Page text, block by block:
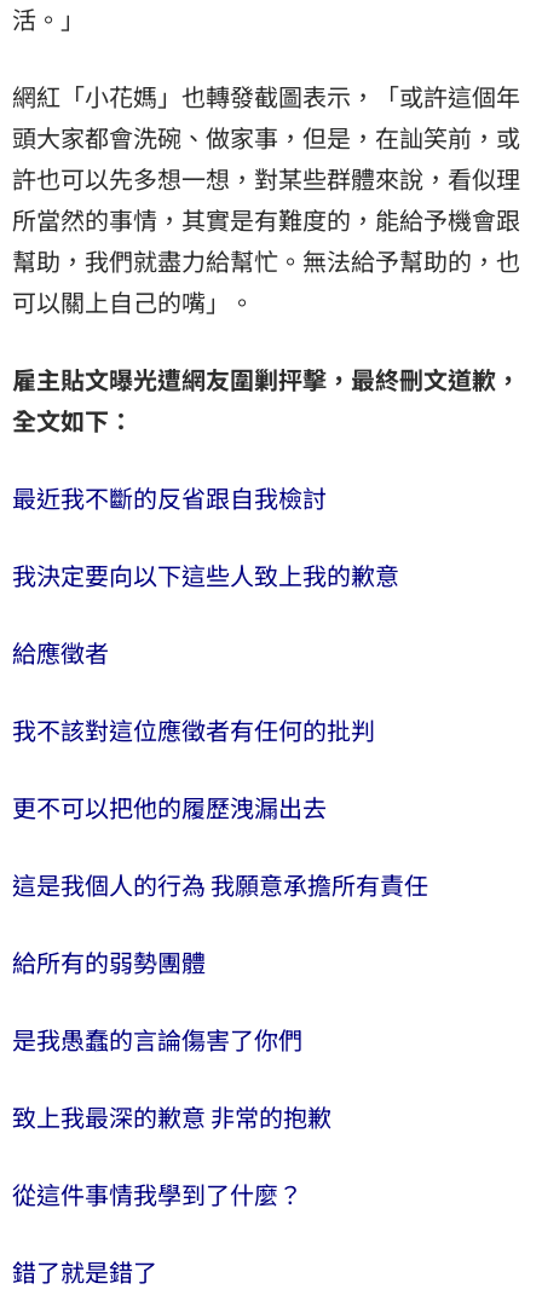
活。」
網紅「小花媽」也轉發截圖表示，「或許這個年
頭大家都會洗碗、做家事，但是，在訕笑前，或
許也可以先多想一想，對某些群體來說，看似理
所當然的事情，其實是有難度的，能給予機會跟
幫助，我們就盡力給幫忙。無法給予幫助的，也
可以關上自己的嘴」。
雇主貼文曝光遭網友圍剿抨擊，最終刪文道歉，
全文如下：
最近我不斷的反省跟自我檢討
我決定要向以下這些人致上我的歉意
給應徵者
我不該對這位應徵者有任何的批判
更不可以把他的履歷洩漏出去
這是我個人的行為 我願意承擔所有責任
給所有的弱勢團體
是我愚蠢的言論傷害了你們
致上我最深的歉意 非常的抱歉
從這件事情我學到了什麼？
錯了就是錯了